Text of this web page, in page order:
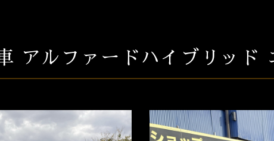
アルファードハイブリッド